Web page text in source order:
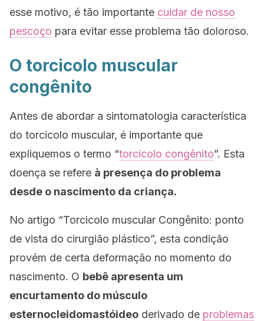
esse motivo, é tão importante cuidar de nosso
pescoço para evitar esse problema tão doloroso.
O torcicolo muscular
congênito
Antes de abordar a sintomatologia característica
do torcicolo muscular, é importante que
expliquemos o termo “torcicolo congênito”. Esta
doença se refere à presença do problema
desde o nascimento da criança.
No artigo “Torcicolo muscular Congênito: ponto
de vista do cirurgião plástico”, esta condição
provém de certa deformação no momento do
nascimento. O bebê apresenta um
encurtamento do músculo
esternocleidomastóideo derivado de problemas